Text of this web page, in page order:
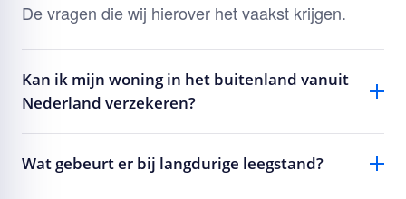
De vragen die wij hierover het vaakst krijgen.
Kan ik mijn woning in het buitenland vanuit
Nederland verzekeren?
Wat gebeurt er bij langdurige leegstand?